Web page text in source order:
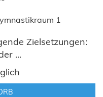
1
Zielsetzungen:
...